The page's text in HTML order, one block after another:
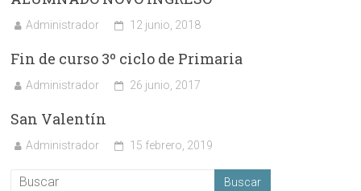
Administrador 12 junio, 2018
Fin de curso 3º ciclo de Primaria
Administrador 26 junio, 2017
San Valentín
Administrador 15 febrero, 2019